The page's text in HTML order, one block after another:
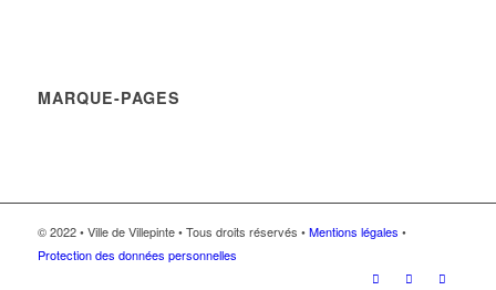
MARQUE-PAGES
© 2022 • Ville de Villepinte • Tous droits réservés •Mentions légales •
Protection des données personnelles